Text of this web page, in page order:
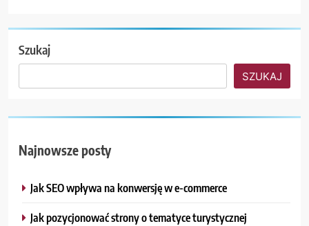
Szukaj
SZUKAJ
Najnowsze posty
Jak SEO wpływa na konwersję w e-commerce
Jak pozycjonować strony o tematyce turystycznej